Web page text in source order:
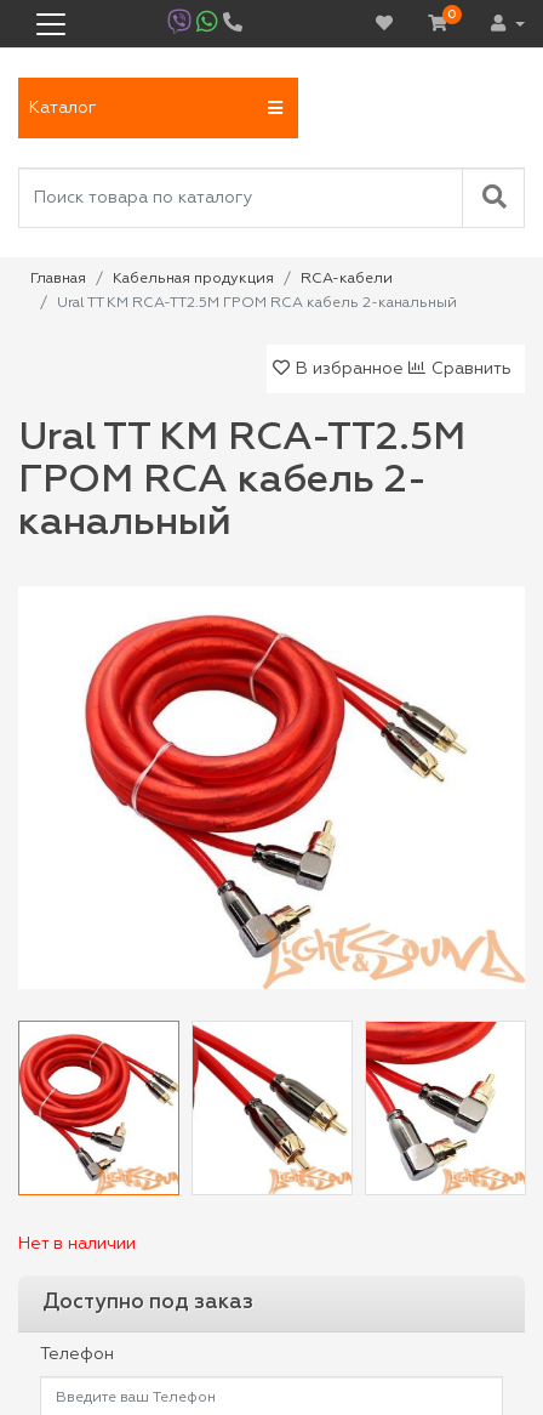
0
Каталог
Главная Кабельная продукция
RCA-кабели
Ural TT KM RCA-TT2.5M ГРОМ RCA кабель 2-канальный
В избранное Сравнить
Ural TT KM RCA-TT2.5M
ГРОМ RCA кабель 2-
канальный
Нет в наличии
Доступно под заказ
Телефон